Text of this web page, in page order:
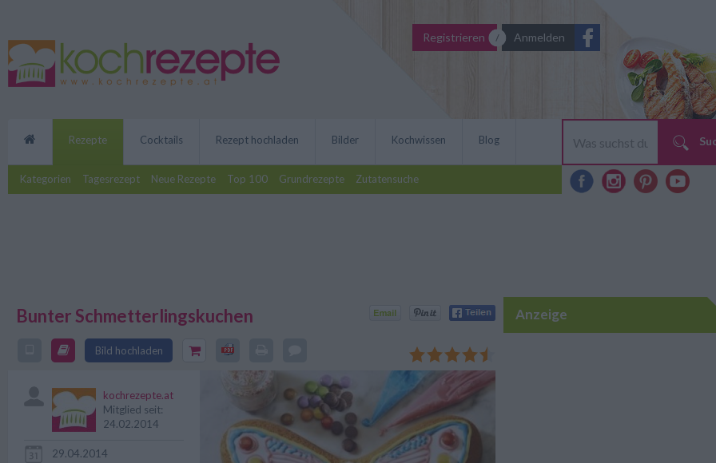
Registrieren Anmelden
Rezepte
Kategorien Tagesrezept Neue Rezepte Top 100 Grundrezepte Zutatensuche
Cocktails Rezept hochladen Bilder Kochwissen Blog
Bunter Schmetterlingskuchen
Bild hochladen
Schmetterlingskuchen wird zum Star des nächsten
Kindergeburtstages.
kochrezepte.at
Mitglied seit:
24.02.2014
29.04.2014
Anzeige